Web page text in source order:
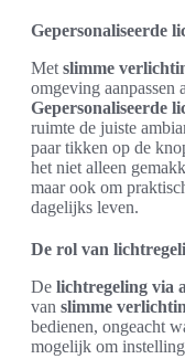
Gepersonaliseerde
Met slimme
omgeving aanpassen
Gepersonaliseerde
ruimte de juiste
paar tikken op de
het niet alleen
maar ook om
dagelijks leven.
De rol van
De lichtregeling via
van slimme
bedienen, ongeacht
mogelijk om